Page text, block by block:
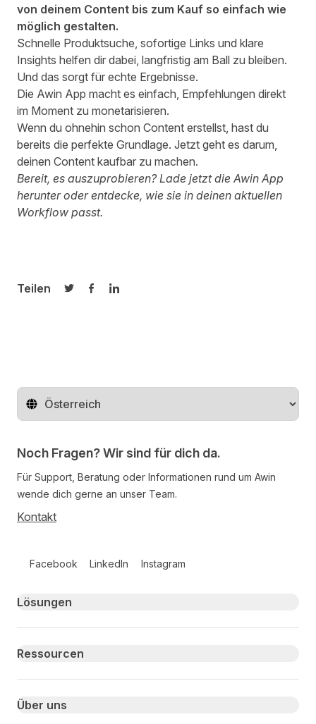
von deinem Content bis zum Kauf so einfach wie
möglich gestalten.
Schnelle Produktsuche, sofortige Links und klare
Insights helfen dir dabei, langfristig am Ball zu bleiben.
Und das sorgt für echte Ergebnisse.
Die Awin App macht es einfach, Empfehlungen direkt
im Moment zu monetarisieren.
Wenn du ohnehin schon Content erstellst, hast du
bereits die perfekte Grundlage. Jetzt geht es darum,
deinen Content kaufbar zu machen.
Bereit, es auszuprobieren?Lade jetzt die Awin App
herunteroder entdecke, wie sie in deinen aktuellen
Workflow passt.
Teilen
Auf Twitter teilen
Auf Facebook teilen
Auf LinkedIn teilen
Region ändern
Noch Fragen? Wir sind für dich da.
Für Support, Beratung oder Informationen rund um Awin
wende dich gerne an unser Team.
Kontakt
Facebook LinkedIn Instagram
Primary footer navigation
Lösungen
Ressourcen
Über uns